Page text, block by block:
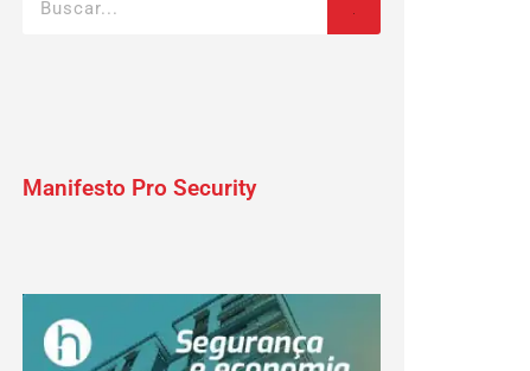
Manifesto Pro Security